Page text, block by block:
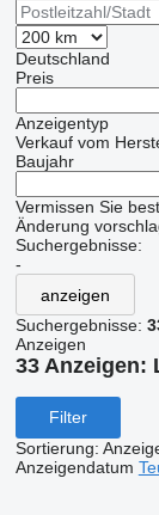
Deutschland
Preis
Anzeigentyp
Verkauf vom
Baujahr
Vermissen Sie
Änderung
Suchergebnisse:
-
anzeigen
Suchergebnisse:
Anzeigen
33 Anzeigen:
Filter
Sortierung:
Anzeigendatum